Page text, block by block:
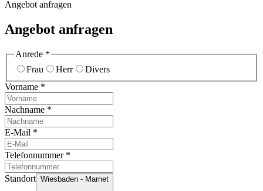
Angebot anfragen
Angebot anfragen
Anrede *
Frau
Herr
Divers
Vorname *
Nachname *
E-Mail *
Telefonnummer*
Standort Wiesbaden - Marnet